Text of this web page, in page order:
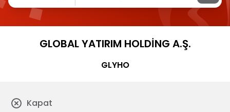
GLOBAL YATIRIM HOLDİNG A.Ş.
GLYHO
Kapat